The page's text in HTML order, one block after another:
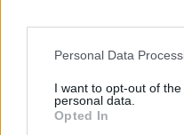
Personal Data
I want to opt-out of
personal data.
Opted In
PRAKTIČNA ŽENA